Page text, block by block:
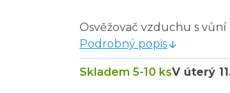
neutralizátor pachů - 5 l
l
Osvěžovač vzduchu s
Podrobný popis
Skladem 5-10 ksV úterý